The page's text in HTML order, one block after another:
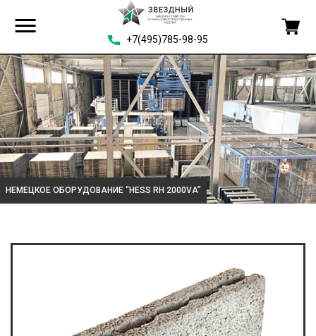
+7(495)785-98-95
НЕМЕЦКОЕ ОБОРУДОВАНИЕ “HESS RH 2000VA”